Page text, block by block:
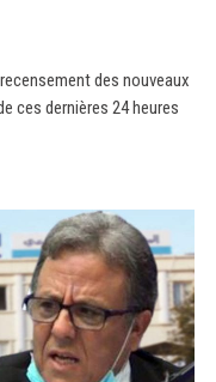
des nouveaux
ces dernières 24 heures